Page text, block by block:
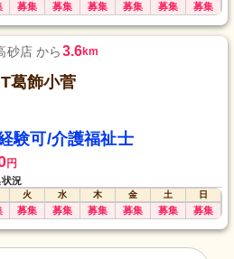
募集 募集 募集 募集 募集 募集
砂店 から3.6km
葛飾小菅
験可/介護福祉士
円
況
火 水 木 金 土
日
募集 募集 募集 募集 募集 募集